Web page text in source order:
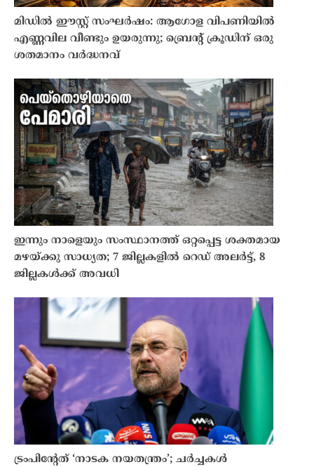
മിഡിൽ ഈസ്റ്റ് സംഘർഷം: ആഗോള വിപണിയിൽ
എണ്ണവില വീണ്ടും ഉയരുന്നു; ബ്രെൻ്റ് ക്രൂഡിന് ഒരു
ശതമാനം വർദ്ധനവ്
ഇന്നും നാളെയും സംസ്ഥാനത്ത് ഒറ്റപ്പെട്ട ശക്തമായ
മഴയ്ക്കു സാധ്യത; 7 ജില്ലകളിൽ റെഡ് അലർട്ട്, 8
ജില്ലകൾക്ക് അവധി
ട്രംപിൻ്റേത് ‘നാടക നയതന്ത്രം’; ചർച്ചകൾ